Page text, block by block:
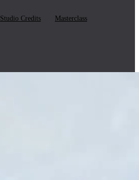
Studio Credits Masterclass